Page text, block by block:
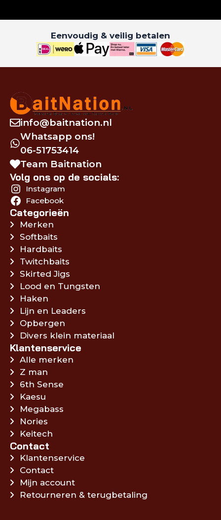
Eenvoudig & veilig betalen
info@baitnation.nl
Whatsapp ons!
06-51753414
Team Baitnation
Volg ons op de socials:
Instagram
Facebook
Categorieën
Merken
Softbaits
Hardbaits
Twitchbaits
Skirted Jigs
Lood en Tungsten
Haken
Lijn en Leaders
Opbergen
Divers klein materiaal
Klantenservice
Alle merken
Z man
6th Sense
Kaesu
Megabass
Nories
Keitech
Contact
Klantenservice
Contact
Mijn account
Retourneren & terugbetaling